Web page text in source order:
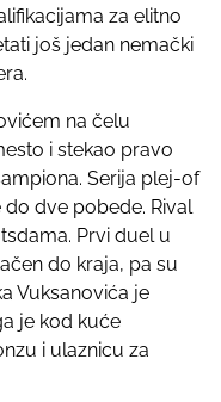
za elitno
još jedan nemački
na čelu
i stekao pravo
Serija plej-of
dve pobede. Rival
Prvi duel u
do kraja, pa su
Vuksanovića je
je kod kuće
i ulaznicu za